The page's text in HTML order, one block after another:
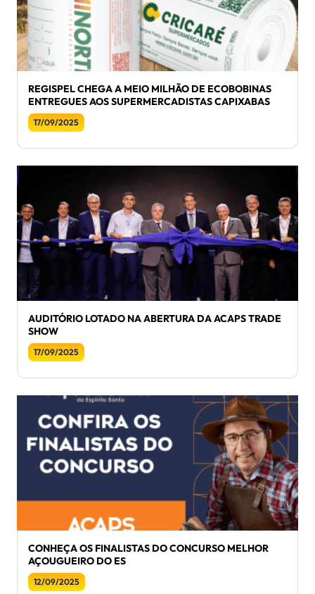
REGISPEL CHEGA A MEIO MILHÃO DE ECOBOBINAS
ENTREGUES AOS SUPERMERCADISTAS CAPIXABAS
17/09/2025
AUDITÓRIO LOTADO NA ABERTURA DA ACAPS TRADE
SHOW
17/09/2025
CONHEÇA OS FINALISTAS DO CONCURSO MELHOR
AÇOUGUEIRO DO ES
12/09/2025